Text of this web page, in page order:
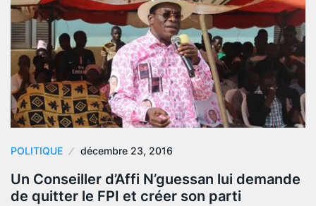
POLITIQUE décembre 23, 2016
Un Conseiller d’Affi N’guessan lui demande
de quitter le FPI et créer son parti